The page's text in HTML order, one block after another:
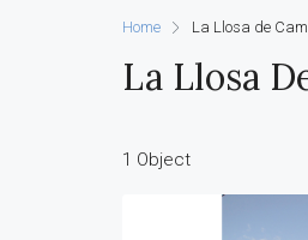
Home La Llosa de
La Llosa
1 Object